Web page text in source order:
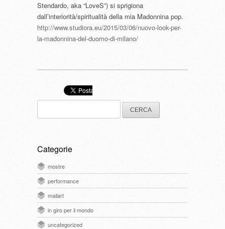
Stendardo, aka “LoveS”) si sprigiona
dall’interiorità/spiritualità della mia Madonnina pop.
http://www.studiora.eu/2015/03/06/nuovo-look-per-
la-madonnina-del-duomo-di-milano/
Ricerca
per:
Categorie
mostre
performance
mailart
in giro per il mondo
uncategorized